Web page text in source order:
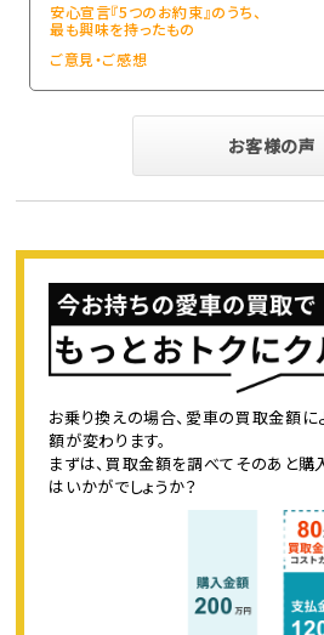
安心宣言『5つのお約束』のうち、
最も興味を持ったもの
ご意見・ご感想
お客様の声
お乗り換えの場合、愛車の買取金額に
額が変わります。
まずは、買取金額を調べてそのあと購
はいかがでしょうか？